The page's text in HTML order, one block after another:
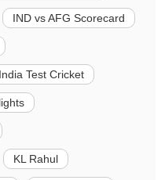
IND vs AFG Scorecard
India Test Cricket
KL Rahul